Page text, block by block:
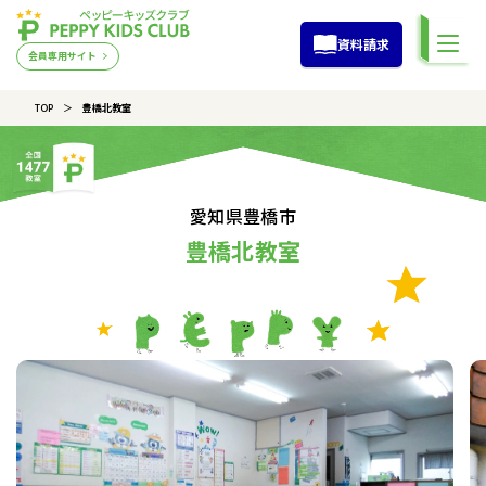
会員専用サイト
資料請求
TOP 豊橋北教室
愛知県豊橋市
豊橋北教室